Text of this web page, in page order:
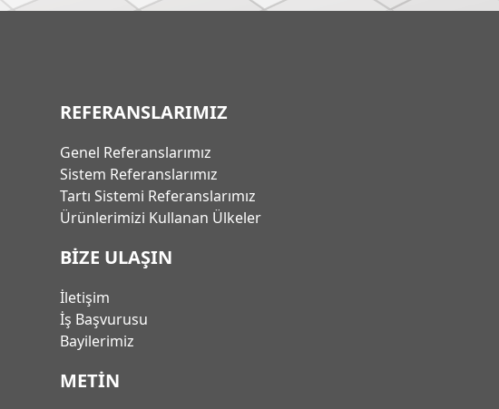
REFERANSLARIMIZ
Genel Referanslarımız
Sistem Referanslarımız
Tartı Sistemi Referanslarımız
Ürünlerimizi Kullanan Ülkeler
BİZE ULAŞIN
İletişim
İş Başvurusu
Bayilerimiz
METIN